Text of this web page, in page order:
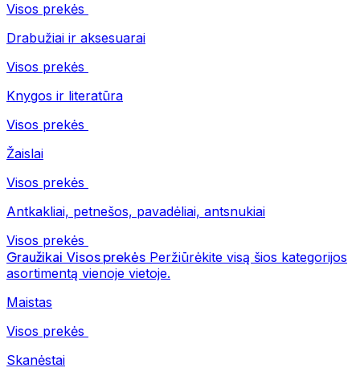
Visos prekės
Drabužiai ir aksesuarai
Visos prekės
Knygos ir literatūra
Visos prekės
Žaislai
Visos prekės
Antkakliai, petnešos, pavadėliai, antsnukiai
Visos prekės
Graužikai Visos prekės Peržiūrėkite visą šios kategorijos
asortimentą vienoje vietoje.
Maistas
Visos prekės
Skanėstai